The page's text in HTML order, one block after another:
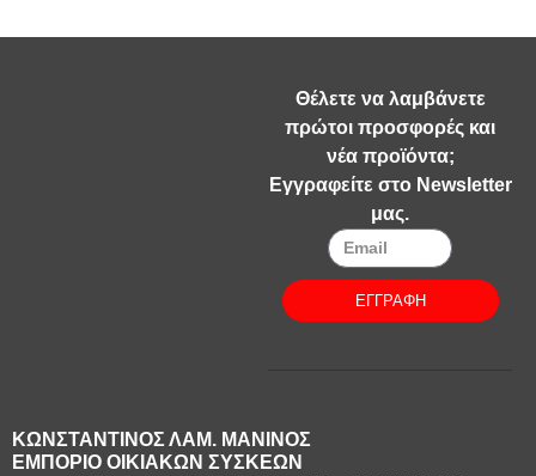
Θέλετε να λαμβάνετε
πρώτοι προσφορές και
νέα προϊόντα;
Εγγραφείτε στο Newsletter
μας.
ΕΓΓΡΑΦΗ
ΚΩΝΣΤΑΝΤΙΝΟΣ ΛΑΜ. ΜΑΝΙΝΟΣ
ΕΜΠΟΡΙΟ ΟΙΚΙΑΚΩΝ ΣΥΣΚΕΩΝ